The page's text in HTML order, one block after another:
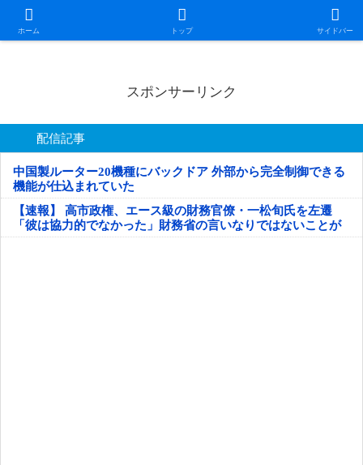
ホーム トップ サイドバー
日本第一！ニュース録
スポンサーリンク
配信記事
中国製ルーター20機種にバックドア 外部から完全制御できる
機能が仕込まれていた
【速報】 高市政権、エース級の財務官僚・一松旬氏を左遷
「彼は協力的でなかった」財務省の言いなりではないことが
判明